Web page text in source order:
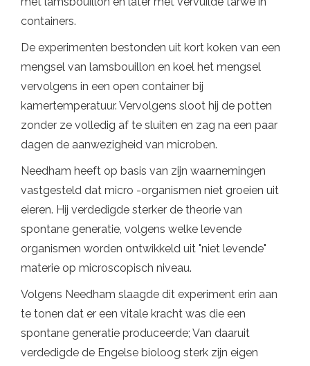
containers.
De experimenten bestonden uit kort koken van een
mengsel van lamsbouillon en koel het mengsel
vervolgens in een open container bij
kamertemperatuur. Vervolgens sloot hij de potten
zonder ze volledig af te sluiten en zag na een paar
dagen de aanwezigheid van microben.
Needham heeft op basis van zijn waarnemingen
vastgesteld dat micro -organismen niet groeien uit
eieren. Hij verdedigde sterker de theorie van
spontane generatie, volgens welke levende
organismen worden ontwikkeld uit "niet levende"
materie op microscopisch niveau.
Volgens Needham slaagde dit experiment erin aan
te tonen dat er een vitale kracht was die een
spontane generatie produceerde; Van daaruit
verdedigde de Engelse bioloog sterk zijn eigen